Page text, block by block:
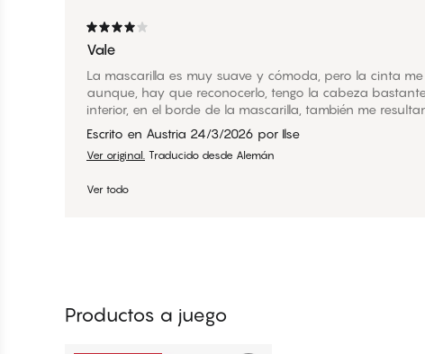
Vale
La mascarilla es muy suave y cómoda, pero la cinta
aunque, hay que reconocerlo, tengo la cabeza
interior, en el borde de la mascarilla, también me
Escrito en Austria 24/3/2026 por Ilse
Ver original. Traducido desde Alemán
Ver todo
Productos a juego